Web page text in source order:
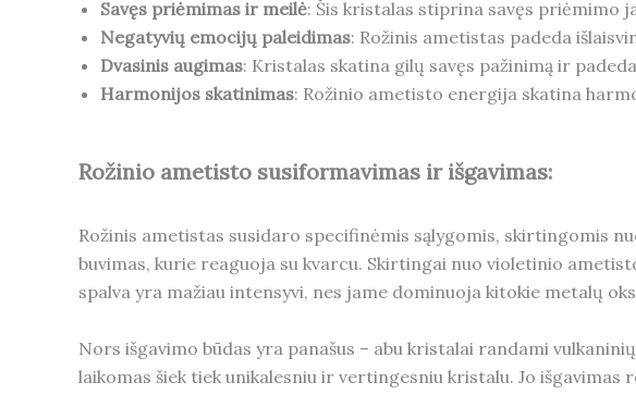
Savęs priėmimas ir meilė: Šis kristalas stiprina savęs priėmimo
Negatyvių emocijų paleidimas: Rožinis ametistas padeda
Dvasinis augimas: Kristalas skatina gilų savęs pažinimą ir
Harmonijos skatinimas: Rožinio ametisto energija skatina
Rožinio ametisto susiformavimas ir išgavimas:
Rožinis ametistas susidaro specifinėmis sąlygomis, skirtingomis
buvimas, kurie reaguoja su kvarcu. Skirtingai nuo violetinio
spalva yra mažiau intensyvi, nes jame dominuoja kitokie metalų
Nors išgavimo būdas yra panašus – abu kristalai randami
laikomas šiek tiek unikalesniu ir vertingesniu kristalu. Jo